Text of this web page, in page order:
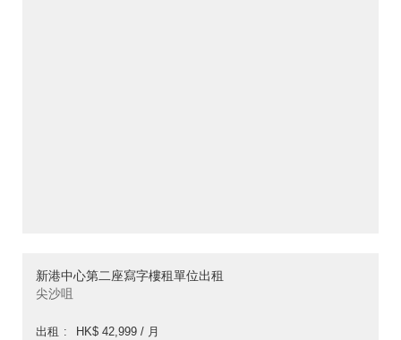
新港中心第二座寫字樓租單位出租
尖沙咀
出租
HK$ 42,999 / 月